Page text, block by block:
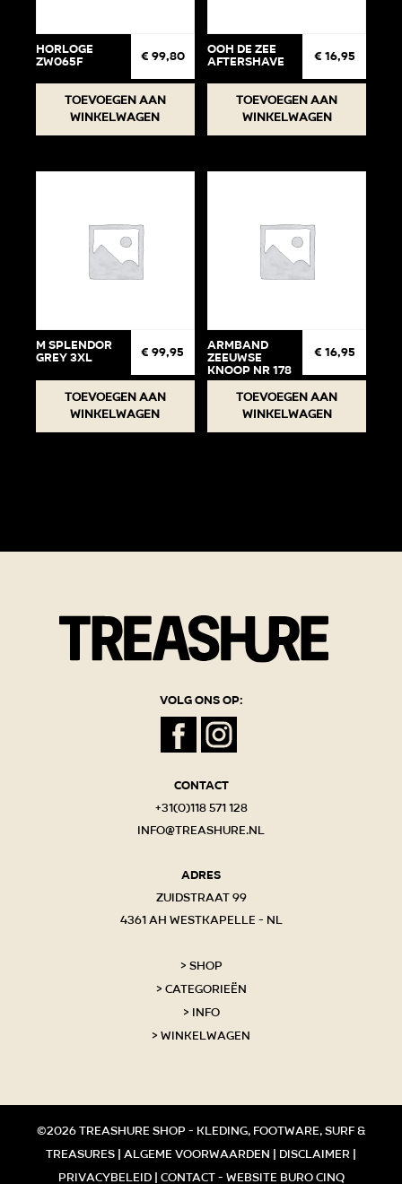
Horloge
ZW065F € 99,80
Toevoegen aan
winkelwagen
ooh de zee
aftershave € 16,95
Toevoegen aan
winkelwagen
M Splendor
Grey 3XL € 99,95
Toevoegen aan
winkelwagen
Armband
Zeeuwse
knoop Nr 178
€ 16,95
Toevoegen aan
winkelwagen
Volg ons op:
Contact
+31(0)118 571 128
info@treashure.nl
Adres
Zuidstraat 99
4361 AH Westkapelle - NL
Shop
Categorieën
Info
Winkelwagen
©2026 Treashure shop - kleding, footware, surf &
treasures | Algeme voorwaarden Disclaimer
Privacybeleid| Contact- Website Buro Cinq